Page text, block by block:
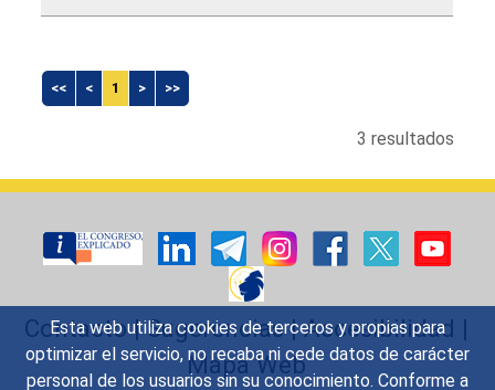
Esta web utiliza cookies de terceros y propias para
optimizar el servicio, no recaba ni cede datos de carácter
personal de los usuarios sin su conocimiento. Conforme a
<< < 1 > >>
3 resultados
Contacto|Sugerencias|Accesibilidad |
Mapa Web